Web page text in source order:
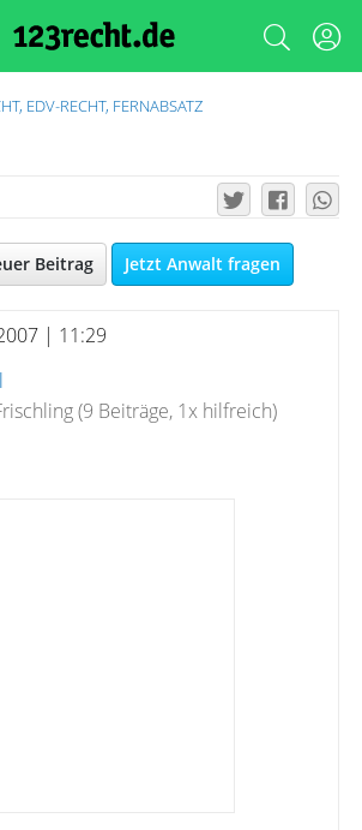
EDV-RECHT, FERNABSATZ
Beitrag Jetzt Anwalt fragen
| 11:29
(9 Beiträge, 1x hilfreich)